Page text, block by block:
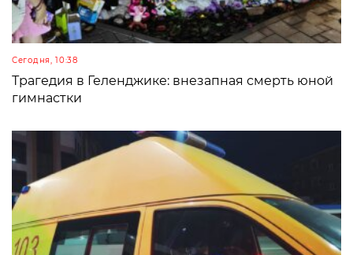
Сегодня, 10:38
Трагедия в Геленджике: внезапная смерть юной
гимнастки